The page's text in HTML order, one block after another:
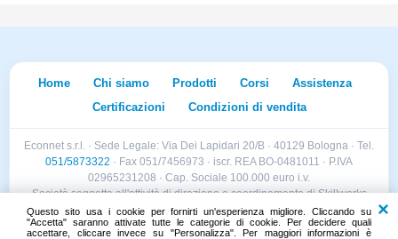
Questo sito usa i cookie per fornirti un'esperienza migliore. Cliccando su
"Accetta" saranno attivate tutte le categorie di cookie. Per decidere quali
accettare, cliccare invece su "Personalizza". Per maggiori informazioni è
Home Chi siamo Prodotti Corsi
Assistenza
Certificazioni
Condizioni di vendita
Econnet s.r.l. · Sede Legale: Via Dei Lapidari 20/B · 40129 Bologna · Tel.
051/5873322 · Fax 051/7456973 · iscr. REA BO-0481011 · P.IVA
02965231208 · Cap. Sociale 100.000 euro i.v.
Società soggetta all'attività di direzione e coordinamento di Skillworks
Holding s.r.l. · Sede Legale: Via Vittorio Emanuele II 28 · Roncadelle (BS)
- C.F. 04151440981